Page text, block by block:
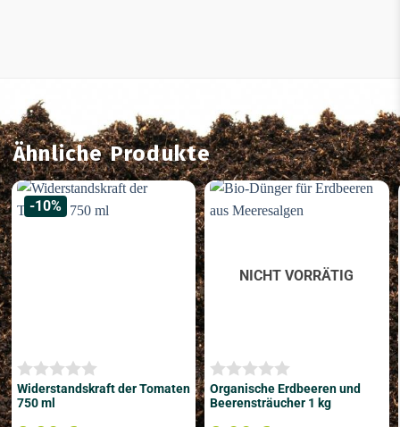
Ähnliche Produkte
-10%
Widerstandskraft der Tomaten
750 ml
NICHT VORRÄTIG
Organische Erdbeeren und
Beerensträucher 1 kg